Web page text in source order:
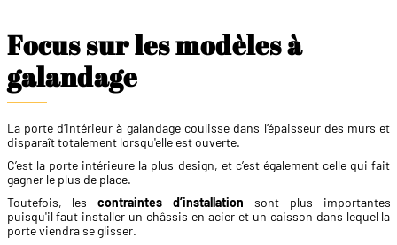
Focus sur les modèles à
galandage
La porte d’intérieur à galandage coulisse dans l’épaisseur des murs et
disparaît totalement lorsqu'elle est ouverte.
C’est la porte intérieure la plus design, et c’est également celle qui fait
gagner le plus de place.
Toutefois, lescontraintes d’installation sont plus importantes
puisqu'il faut installer un châssis en acier et un caisson dans lequel la
porte viendra se glisser.